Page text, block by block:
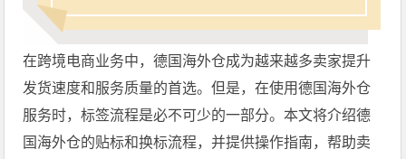
在跨境电商业务中，德国海外仓成为越来越多卖家提升
发货速度和服务质量的首选。但是，在使用德国海外仓
服务时，标签流程是必不可少的一部分。本文将介绍德
国海外仓的贴标和换标流程，并提供操作指南，帮助卖